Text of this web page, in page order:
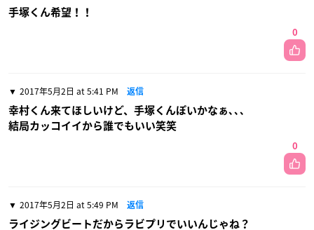
手塚くん希望！！
0
2017年5月2日 at 5:41 PM 返信
幸村くん来てほしいけど、手塚くんぽいかなぁ､､､
結局カッコイイから誰でもいい笑笑
0
2017年5月2日 at 5:49 PM 返信
ライジングビートだからラビプリでいいんじゃね？